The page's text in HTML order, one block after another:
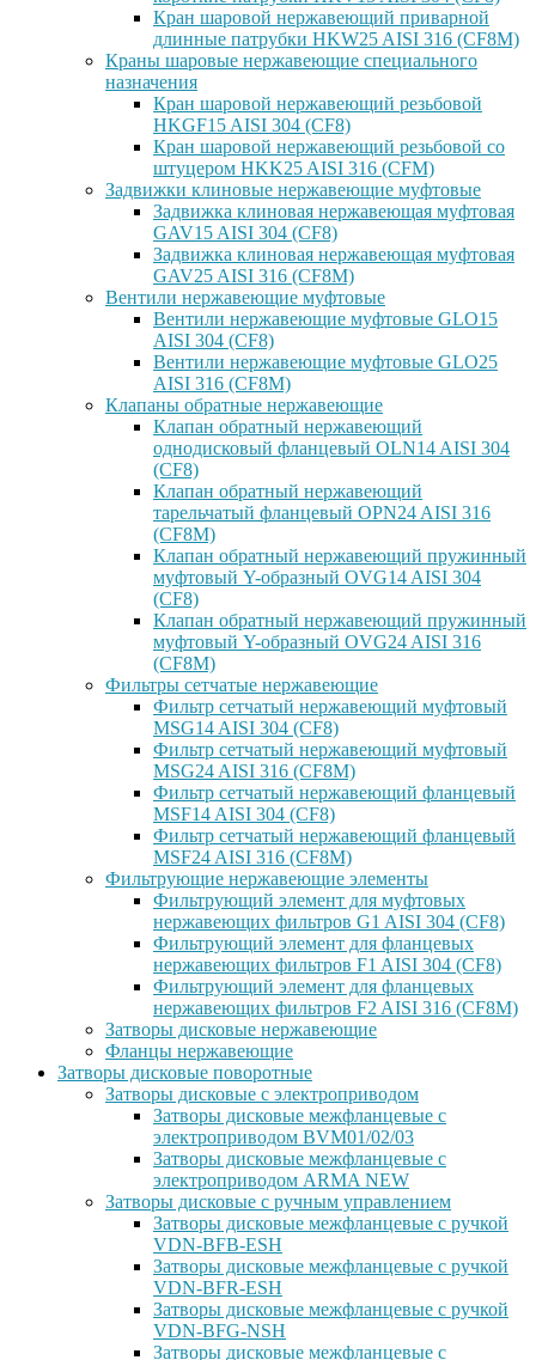
Кран шаровой нержавеющий приварной
длинные патрубки HKW25 AISI 316 (CF8M)
Краны шаровые нержавеющие специального
назначения
Кран шаровой нержавеющий резьбовой
HKGF15 AISI 304 (CF8)
Кран шаровой нержавеющий резьбовой со
штуцером HKK25 AISI 316 (CFM)
Задвижки клиновые нержавеющие муфтовые
Задвижка клиновая нержавеющая муфтовая
GAV15 AISI 304 (CF8)
Задвижка клиновая нержавеющая муфтовая
GAV25 AISI 316 (CF8M)
Вентили нержавеющие муфтовые
Вентили нержавеющие муфтовые GLO15
AISI 304 (CF8)
Вентили нержавеющие муфтовые GLO25
AISI 316 (CF8M)
Клапаны обратные нержавеющие
Клапан обратный нержавеющий
однодисковый фланцевый OLN14 AISI 304
(CF8)
Клапан обратный нержавеющий
тарельчатый фланцевый OPN24 AISI 316
(CF8M)
Клапан обратный нержавеющий пружинный
муфтовый Y-образный OVG14 AISI 304
(CF8)
Клапан обратный нержавеющий пружинный
муфтовый Y-образный OVG24 AISI 316
(CF8М)
Фильтры сетчатые нержавеющие
Фильтр сетчатый нержавеющий муфтовый
MSG14 AISI 304 (CF8)
Фильтр сетчатый нержавеющий муфтовый
MSG24 AISI 316 (CF8M)
Фильтр сетчатый нержавеющий фланцевый
MSF14 AISI 304 (CF8)
Фильтр сетчатый нержавеющий фланцевый
MSF24 AISI 316 (CF8M)
Фильтрующие нержавеющие элементы
Фильтрующий элемент для муфтовых
нержавеющих фильтров G1 AISI 304 (CF8)
Фильтрующий элемент для фланцевых
нержавеющих фильтров F1 AISI 304 (CF8)
Фильтрующий элемент для фланцевых
нержавеющих фильтров F2 AISI 316 (CF8M)
Затворы дисковые нержавеющие
Фланцы нержавеющие
Затворы дисковые поворотные
Затворы дисковые с электроприводом
Затворы дисковые межфланцевые с
электроприводом BVM01/02/03
Затворы дисковые межфланцевые с
электроприводом ARMA NEW
Затворы дисковые с ручным управлением
Затворы дисковые межфланцевые с ручкой
VDN-BFB-ESH
Затворы дисковые межфланцевые с ручкой
VDN-BFR-ESH
Затворы дисковые межфланцевые с ручкой
VDN-BFG-NSH
Затворы дисковые межфланцевые с